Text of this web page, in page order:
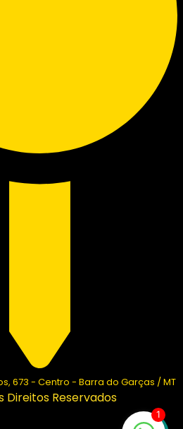
673 - Centro - Barra do Garças / MT
Direitos Reservados
1